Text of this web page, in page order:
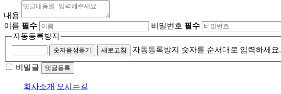
내용
이름 필수 비밀번호 필수
자동등록방지
숫자음성듣기 새로고침 자동등록방지 숫자를 순서대로 입력하세요.
비밀글 댓글등록
회사소개 오시는길